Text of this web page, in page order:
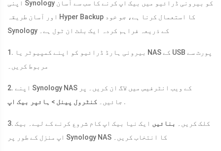
اپنی Synology کو بیرونی ڈرائیو میں بیک اپ کرنے کا سب سے آسان
اور آسان طریقہ Hyper Backup کا استعمال کرنا ہے، جو خود
Synology کے ذریعہ فراہم کردہ ایک بلٹ ان ٹول ہے۔
1. بیرونی ہارڈ ڈرائیو کو اپنے کمپیوٹر یا NAS کے USB پورٹ سے
مربوط کریں۔
2. اپنے Synology NAS کے ویب انٹرفیس میں لاگ ان کریں۔ پر
جائیں۔ کنٹرول پینل > ہائپر بیک اپ .
3. کلک کریں۔ بنائیں ایک نیا بیک اپ کام شروع کرنے کے لیے۔ بیک
اپ منزل کے طور پر Synology NAS کا انتخاب کریں۔